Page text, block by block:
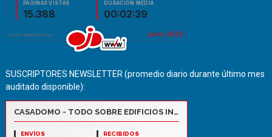
SUSCRIPTORES NEWSLETTER (promedio diario durante último mes
auditado disponible):